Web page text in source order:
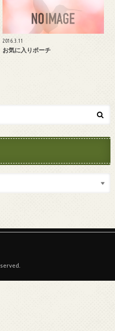
2016.3.11
お気に入りポーチ